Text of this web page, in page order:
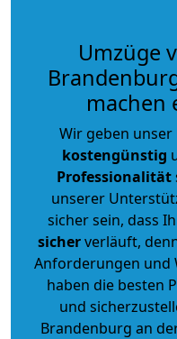
Umzüge
machen
Wir geben unser
kostengünstig
Professionalität
unserer
sicher sein, dass
sicherverläuft,
Anforderungen und
haben die besten
und
Brandenburg an